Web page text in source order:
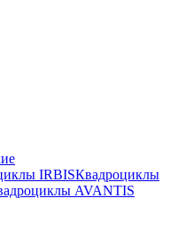
IRBISКвадроциклы
AVANTIS